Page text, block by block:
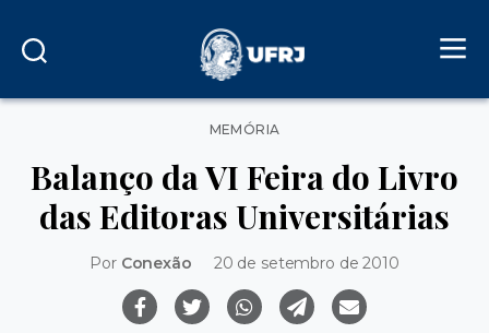
Categorias
MEMÓRIA
Balanço da VI Feira do Livro
das Editoras Universitárias
Por Conexão 20 de setembro de 2010